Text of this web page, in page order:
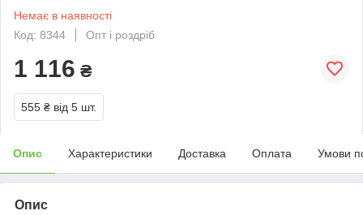
Немає в наявності
Код: 8344
Опт і роздріб
1 116 ₴
555 ₴ від 5 шт.
Опис Характеристики Доставка Оплата Умови
Опис